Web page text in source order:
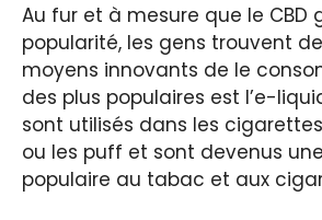
Au fur et à mesure que le CBD
popularité, les gens trouvent
moyens innovants de le
des plus populaires est l’e-
sont utilisés dans les
ou les puff et sont devenus
populaire au tabac et aux